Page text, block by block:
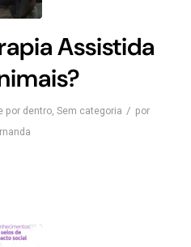
Assistida
por dentro,Sem categoria / por